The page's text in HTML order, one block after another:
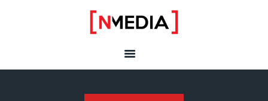
Media services